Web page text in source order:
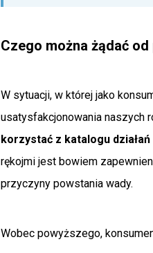
Czego można żądać
W sytuacji, w której jako
usatysfakcjonowania naszych
korzystać z katalogu
rękojmi jest bowiem
przyczyny powstania wady.
Wobec powyższego,